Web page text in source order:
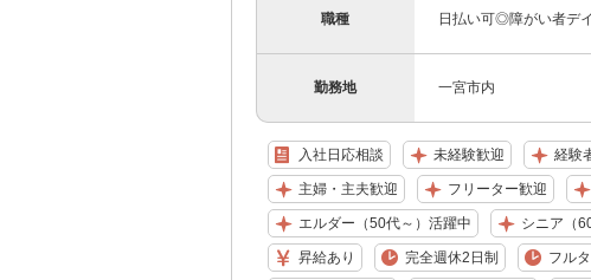
職種 日払い可◎障がい者デ
勤務地 一宮市内
入社日応相談 未経験歓迎 経験
主婦・主夫歓迎 フリーター歓迎
エルダー（50代～）活躍中 シニア（
昇給あり 完全週休2日制 フル